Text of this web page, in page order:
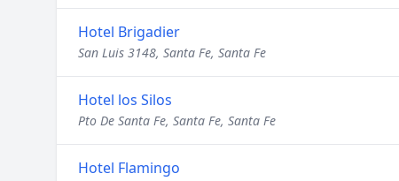
Hotel Brigadier
San Luis 3148, Santa Fe, Santa Fe
Hotel los Silos
Pto De Santa Fe, Santa Fe, Santa Fe
Hotel Flamingo